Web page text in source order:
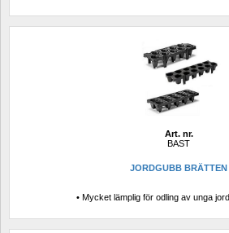
Art. nr.
BAST
JORDGUBB BRÄTTEN
• Mycket lämplig för odling av unga